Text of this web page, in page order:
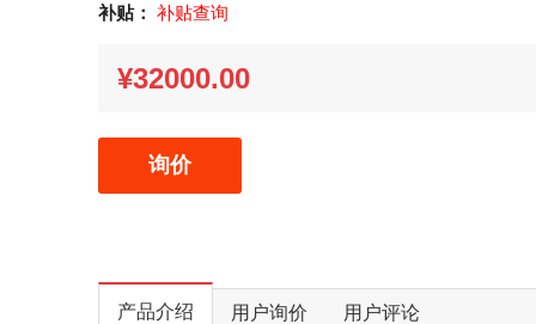
补贴： 补贴查询
¥32000.00
询价
产品介绍 用户询价 用户评论